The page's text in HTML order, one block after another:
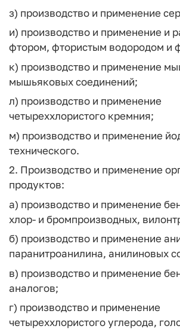
з) производство и применение
и) производство и применение и
фтором, фтористым водородом и
к) производство и применение
мышьяковых соединений;
л) производство и применение
четыреххлористого кремния;
м) производство и применение
технического.
2. Производство и применение
продуктов:
а) производство и применение
хлор- и бромпроизводных,
б) производство и применение
паранитроанилина, анилиновых
в) производство и применение
аналогов;
г) производство и применение
четыреххлористого углерода,